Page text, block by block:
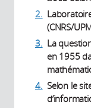
2.
(CNRS/
3. La
en 1955
4. Selon le